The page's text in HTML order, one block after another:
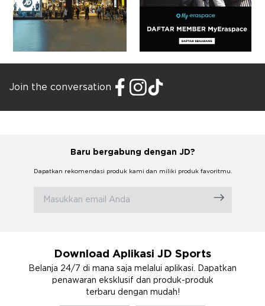
Join the conversation
Baru bergabung dengan JD?
Dapatkan rekomendasi produk kami dan miliki produk favoritmu.
Download Aplikasi JD Sports
Belanja 24/7 di mana saja melalui aplikasi. Dapatkan
penawaran eksklusif dan produk-produk
terbaru dengan mudah!